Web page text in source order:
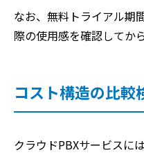
なお、無料トライアル期
際の使用感を確認してか
コスト構造の比較
クラウドPBXサービスには